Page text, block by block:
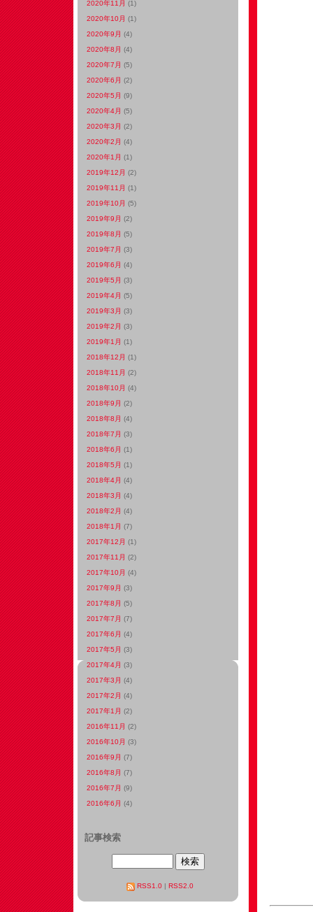
2020年11月 (1)
2020年10月 (1)
2020年9月 (4)
2020年8月 (4)
2020年7月 (5)
2020年6月 (2)
2020年5月 (9)
2020年4月 (5)
2020年3月 (2)
2020年2月 (4)
2020年1月 (1)
2019年12月 (2)
2019年11月 (1)
2019年10月 (5)
2019年9月 (2)
2019年8月 (5)
2019年7月 (3)
2019年6月 (4)
2019年5月 (3)
2019年4月 (5)
2019年3月 (3)
2019年2月 (3)
2019年1月 (1)
2018年12月 (1)
2018年11月 (2)
2018年10月 (4)
2018年9月 (2)
2018年8月 (4)
2018年7月 (3)
2018年6月 (1)
2018年5月 (1)
2018年4月 (4)
2018年3月 (4)
2018年2月 (4)
2018年1月 (7)
2017年12月 (1)
2017年11月 (2)
2017年10月 (4)
2017年9月 (3)
2017年8月 (5)
2017年7月 (7)
2017年6月 (4)
2017年5月 (3)
2017年4月 (3)
2017年3月 (4)
2017年2月 (4)
2017年1月 (2)
2016年11月 (2)
2016年10月 (3)
2016年9月 (7)
2016年8月 (7)
2016年7月 (9)
2016年6月 (4)
記事検索
RSS1.0| RSS2.0